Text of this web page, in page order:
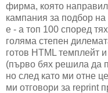
фирма, която
кампания за подбор на
е - а топ 100 според
голяма степен
готов HTML темплейт
(първо бях решила да
но след като ми отне
ми отговори за reprint